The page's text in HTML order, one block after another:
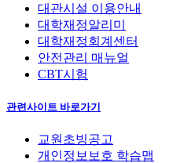
대관시설 이용안내
대학재정알리미
대학재정회계센터
안전관리 매뉴얼
CBT시험
관련사이트 바로가기
교원초빙공고
개인정보보호 학습맵